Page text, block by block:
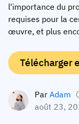
Profil de
Historique de
Certificats et
Application de
Conformité
Par rôles
Coordinateur de
Gestionnaire
Directeur
Auditeur
Nourriture
JDE Coffee
Syngenta
Customer
Base de
Statut AG5
Envoyer une
Entreprise
l'importance du
requises pour la
œuvre, et plus
Télécharger
Par Adam
août 23,